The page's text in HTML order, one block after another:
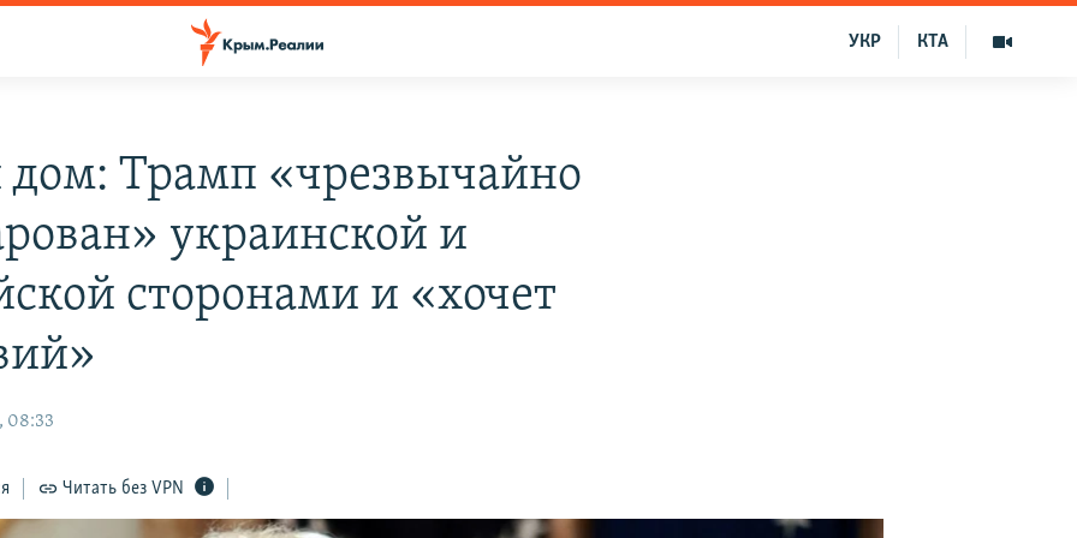
КТА
УКР
Трамп «чрезвычайно
украинской и
сторонами и «хочет
08:33
Читать без VPN